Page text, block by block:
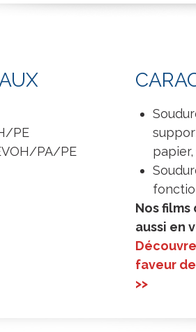
PE
PA/PE
Nos
aussi en
faveur
>>